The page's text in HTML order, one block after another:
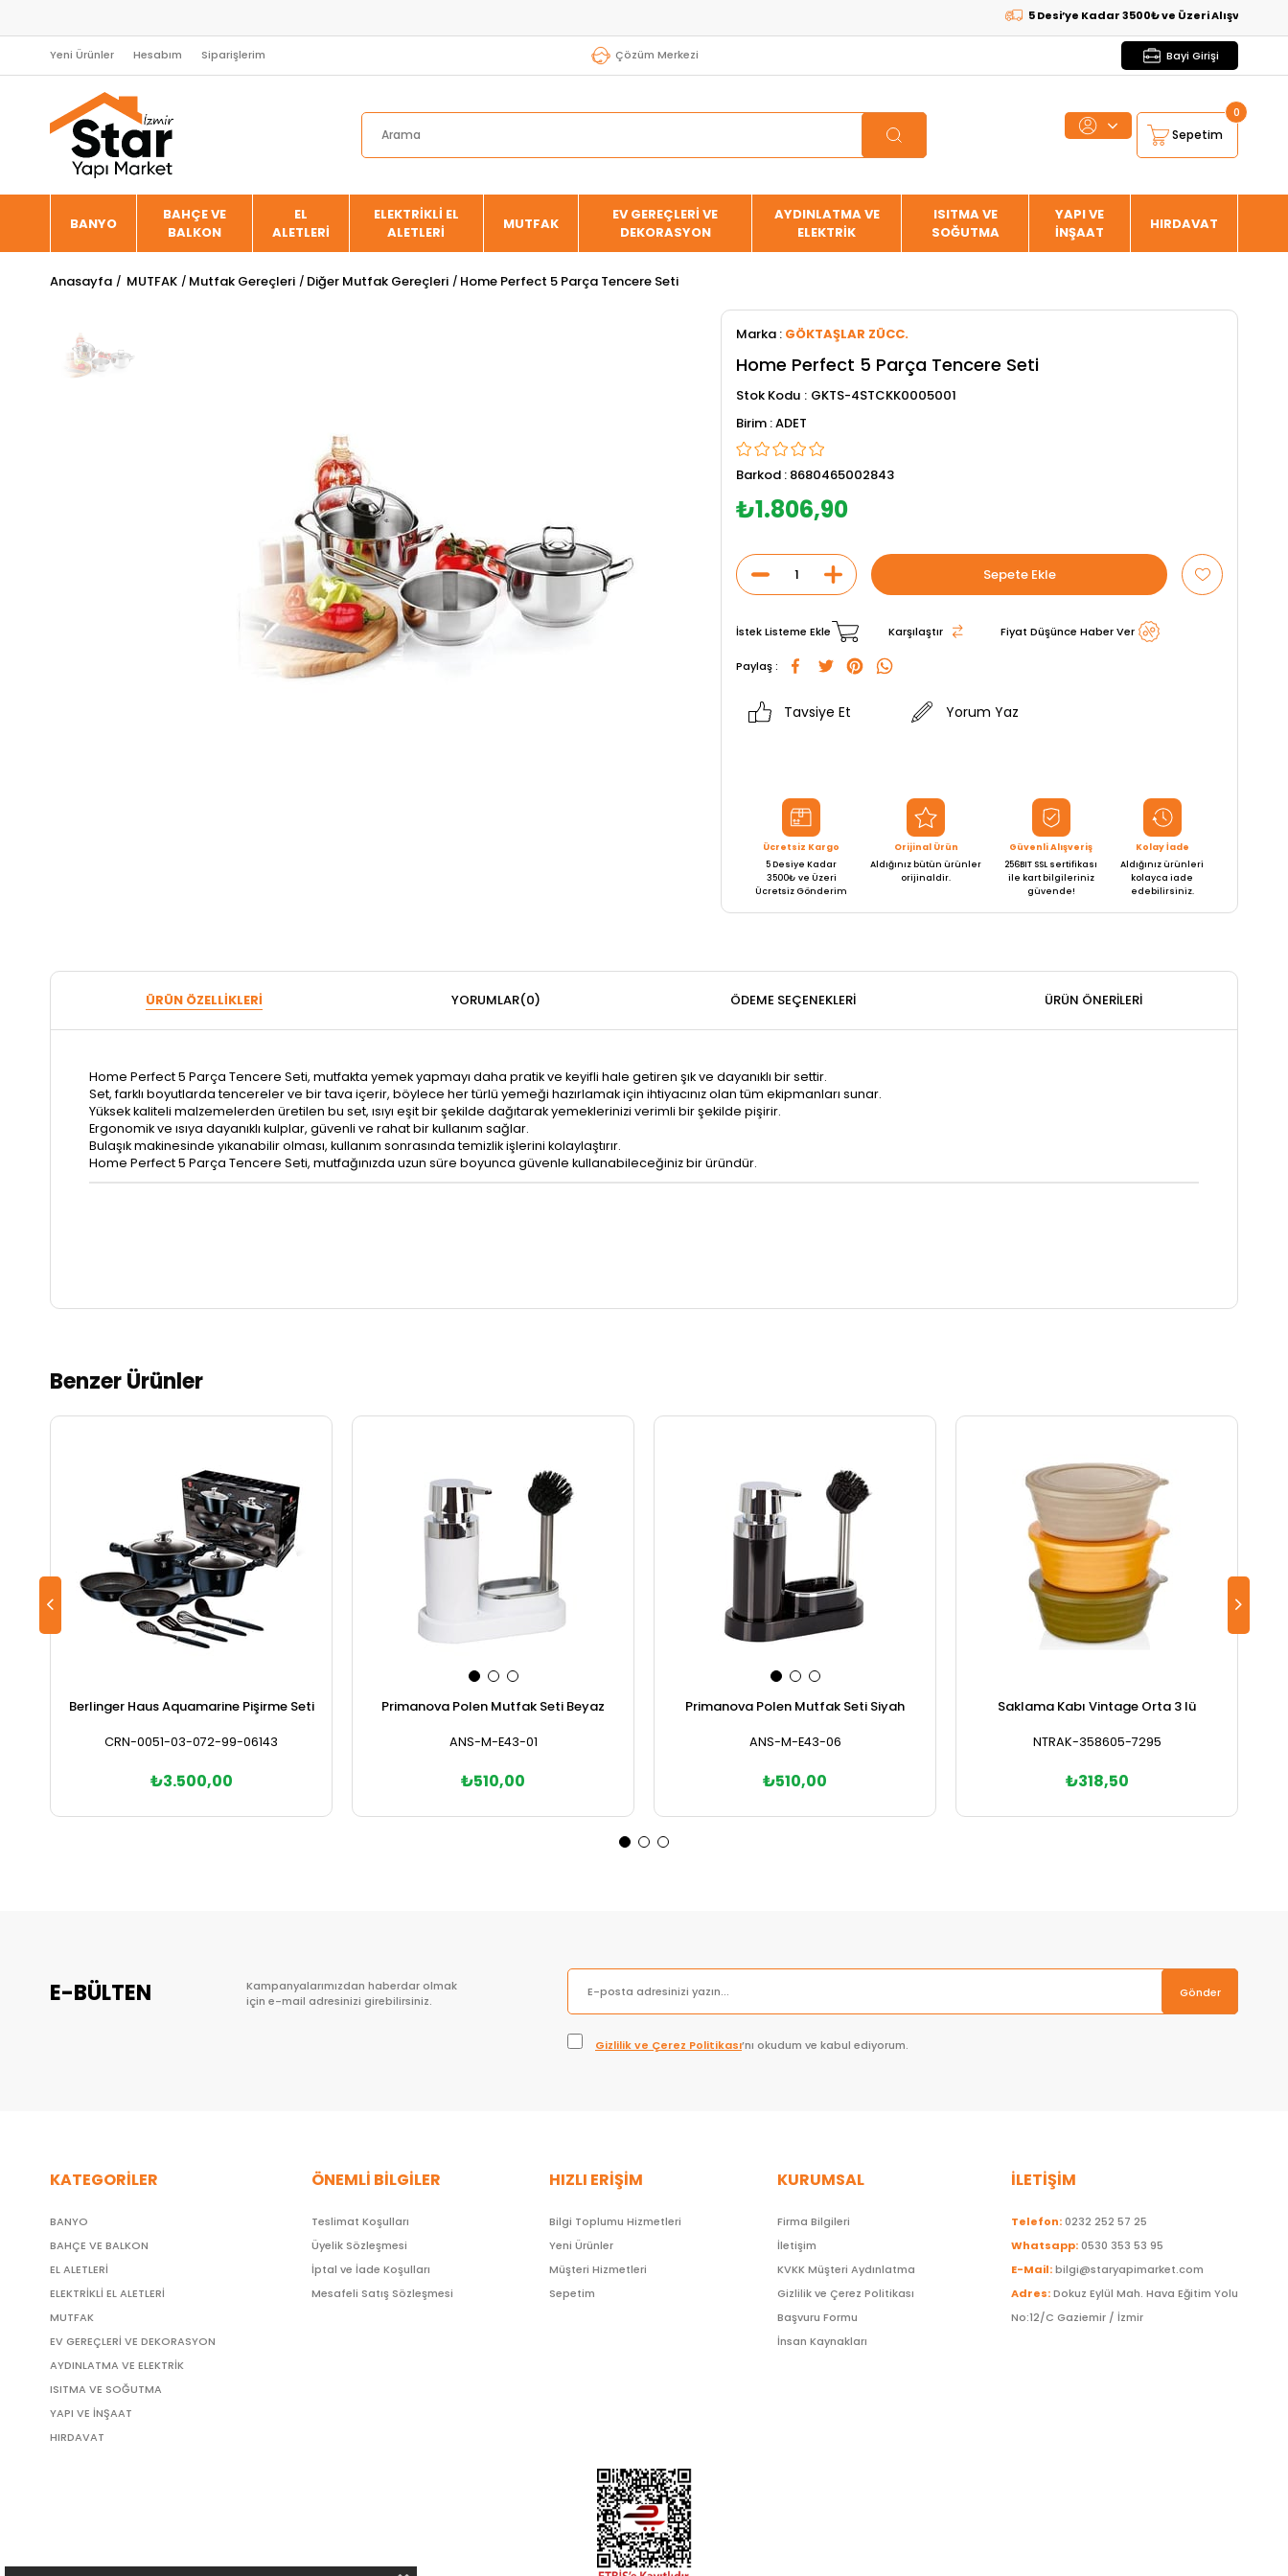
5 Desi’ye Kadar 3500₺ ve Üzeri Alışverişlerde
Yeni Ürünler Hesabım Siparişlerim Çözüm Merkezi Bayi Girişi
Sepetim
0
BANYO
BAHÇE VE
BALKON
EL
ALETLERİ
ELEKTRİKLİ EL
ALETLERİ
MUTFAK
EV GEREÇLERİ VE
DEKORASYON
AYDINLATMA VE
ELEKTRİK
ISITMA VE
SOĞUTMA
YAPI VE
İNŞAAT
HIRDAVAT
Anasayfa MUTFAK Mutfak Gereçleri Diğer Mutfak Gereçleri Home Perfect 5 Parça Tencere Seti
Marka : GÖKTAŞLAR ZÜCC.
Home Perfect 5 Parça Tencere Seti
Stok Kodu
GKTS-4STCKK0005001
ADET
Barkod : 8680465002843
₺1.806,90
İstek Listeme Ekle Karşılaştır Fiyat Düşünce Haber Ver
Paylaş :
Tavsiye Et Yorum Yaz
Ücretsiz Kargo
5 Desiye Kadar
3500₺ ve Üzeri
Ücretsiz Gönderim
Orijinal Ürün
Aldığınız bütün ürünler
orijinaldir.
Güvenli Alışveriş
256BIT SSL sertifikası
ile kart bilgileriniz
güvende!
Kolay İade
Aldığınız ürünleri
kolayca iade
edebilirsiniz.
ÜRÜN ÖZELLIKLERI YORUMLAR(0) ÖDEME SEÇENEKLERI ÜRÜN ÖNERILERI
Home Perfect 5 Parça Tencere Seti, mutfakta yemek yapmayı daha pratik ve keyifli hale getiren şık ve dayanıklı bir settir.
Set, farklı boyutlarda tencereler ve bir tava içerir, böylece her türlü yemeği hazırlamak için ihtiyacınız olan tüm ekipmanları sunar.
Yüksek kaliteli malzemelerden üretilen bu set, ısıyı eşit bir şekilde dağıtarak yemeklerinizi verimli bir şekilde pişirir.
Ergonomik ve ısıya dayanıklı kulplar, güvenli ve rahat bir kullanım sağlar.
Bulaşık makinesinde yıkanabilir olması, kullanım sonrasında temizlik işlerini kolaylaştırır.
Home Perfect 5 Parça Tencere Seti, mutfağınızda uzun süre boyunca güvenle kullanabileceğiniz bir üründür.
Benzer Ürünler
Berlinger Haus Aquamarine Pişirme Seti
CRN-0051-03-072-99-06143
₺3.500,00
Primanova Polen Mutfak Seti Beyaz
ANS-M-E43-01
₺510,00
Primanova Polen Mutfak Seti Siyah
ANS-M-E43-06
₺510,00
Saklama Kabı Vintage Orta 3 lü
NTRAK-358605-7295
₺318,50
E-BÜLTEN
Kampanyalarımızdan haberdar olmak
için e-mail adresinizi girebilirsiniz.
Gönder
Gizlilik ve Çerez Politikası’nı okudum ve kabul ediyorum.
KATEGORİLER
BANYO
BAHÇE VE BALKON
EL ALETLERİ
ELEKTRİKLİ EL ALETLERİ
MUTFAK
EV GEREÇLERİ VE DEKORASYON
AYDINLATMA VE ELEKTRİK
ISITMA VE SOĞUTMA
YAPI VE İNŞAAT
HIRDAVAT
ÖNEMLİ BİLGİLER
Teslimat Koşulları
Üyelik Sözleşmesi
İptal ve İade Koşulları
Mesafeli Satış Sözleşmesi
HIZLI ERİŞİM
Bilgi Toplumu Hizmetleri
Yeni Ürünler
Müşteri Hizmetleri
Sepetim
KURUMSAL
Firma Bilgileri
İletişim
KVKK Müşteri Aydınlatma
Gizlilik ve Çerez Politikası
Başvuru Formu
İnsan Kaynakları
İLETİŞİM
Telefon:0232 252 57 25
Whatsapp:0530 353 53 95
E-Mail:bilgi@staryapimarket.com
Adres:Dokuz Eylül Mah. Hava Eğitim Yolu
No:12/C Gaziemir / İzmir